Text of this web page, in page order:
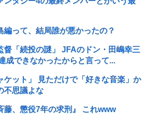
編って、結局誰が悪かったの？
督「続投の謎」 JFAのドン・田嶋幸三
成できなかったからと言って...
ケット」 見ただけで「好きな音楽」か
不思議よな
藤、懲役7年の求刑』 これwww